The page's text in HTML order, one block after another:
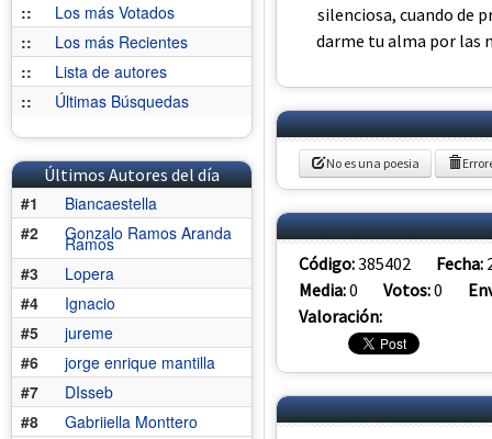
::
Los más Votados
::
Los más Recientes
::
Lista de autores
::
Últimas Búsquedas
Últimos Autores del día
#1
Biancaestella
#2
Gonzalo Ramos Aranda
Ramos
#3
Lopera
#4
Ignacio
#5
jureme
#6
jorge enrique mantilla
#7
DIsseb
#8
Gabriiella Monttero
silenciosa, cuando de
darme tu alma por las
No es una poesia
Código:385402 Fecha:
Media:0 Votos:0
Valoración: